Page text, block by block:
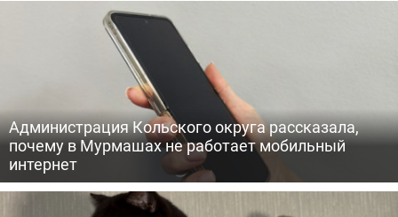
Администрация Кольского округа рассказала,
почему в Мурмашах не работает мобильный
интернет